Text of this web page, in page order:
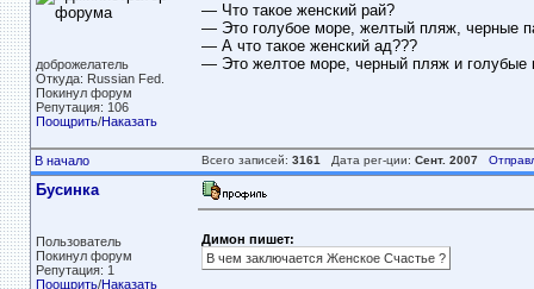
доброжелатель
Откуда: Russian Fed.
Покинул форум
Репутация: 106
Поощрить/Наказать
— Что такое женский рай?
— Это голубое море, желтый пляж, черные
— А что такое женский ад???
— Это желтое море, черный пляж и голубые
В начало Всего записей: 3161 Дата рег-ции: Сент. 2007
Бусинка
Пользователь
Покинул форум
Репутация: 1
Поощрить/Наказать
Димон пишет:
В чем заключается Женское Счастье ?